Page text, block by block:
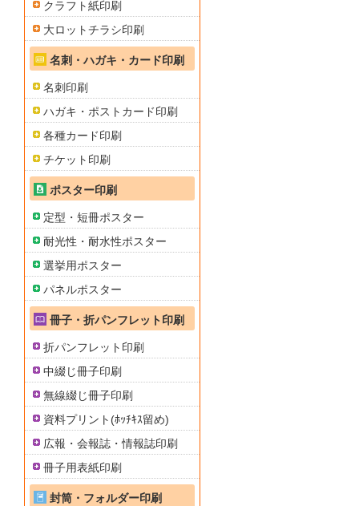
クラフト紙印刷
大ロットチラシ印刷
名刺・ハガキ・カード印刷
名刺印刷
ハガキ・ポストカード印刷
各種カード印刷
チケット印刷
ポスター印刷
定型・短冊ポスター
耐光性・耐水性ポスター
選挙用ポスター
パネルポスター
冊子・折パンフレット印刷
折パンフレット印刷
中綴じ冊子印刷
無線綴じ冊子印刷
資料プリント(ﾎｯﾁｷｽ留め)
広報・会報誌・情報誌印刷
冊子用表紙印刷
封筒・フォルダー印刷